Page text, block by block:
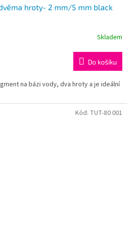
hroty- 2 mm/5 mm black
Skladem
Do košíku
na bázi vody, dva hroty a je ideální
Kód: TUT-80 001